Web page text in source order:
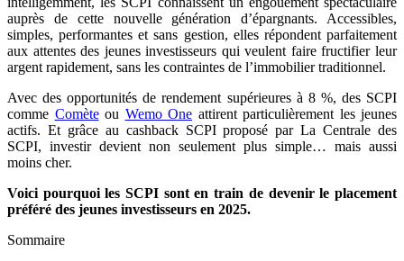
auprès de cette nouvelle génération d’épargnants. Accessibles,
simples, performantes et sans gestion, elles répondent parfaitement
aux attentes des jeunes investisseurs qui veulent faire fructifier leur
argent rapidement, sans les contraintes de l’immobilier traditionnel.
Avec des opportunités de rendement supérieures à 8 %, des SCPI
comme Comèteou Wemo One attirent particulièrement les jeunes
actifs. Et grâce au cashback SCPI proposé par La Centrale des
SCPI, investir devient non seulement plus simple… mais aussi
moins cher.
Voici pourquoi les SCPI sont en train de devenir le placement
préféré des jeunes investisseurs en 2025.
Sommaire